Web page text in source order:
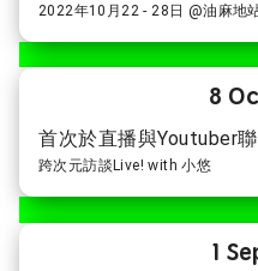
2022年10月22 - 28日 @油麻地
8
首次於直播與Youtuber
跨次元訪談Live! with 小悠
1